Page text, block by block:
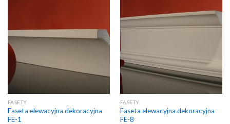
FASETY
Faseta elewacyjna dekoracyjna
FE-1
FASETY
Faseta elewacyjna dekoracyjna
FE-8